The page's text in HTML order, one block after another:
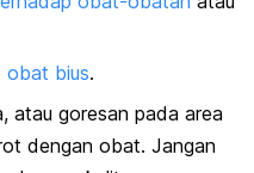
obat bius.
atau goresan pada area
dengan obat. Jangan